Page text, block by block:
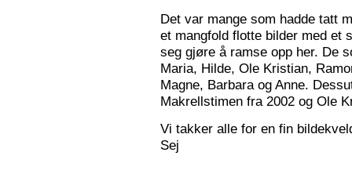
Det var mange som hadde tatt
et mangfold flotte bilder med et
seg gjøre å ramse opp her. De
Maria, Hilde, Ole Kristian,
Magne, Barbara og Anne.
Makrellstimen fra 2002 og Ole
Vi takker alle for en fin
Sej